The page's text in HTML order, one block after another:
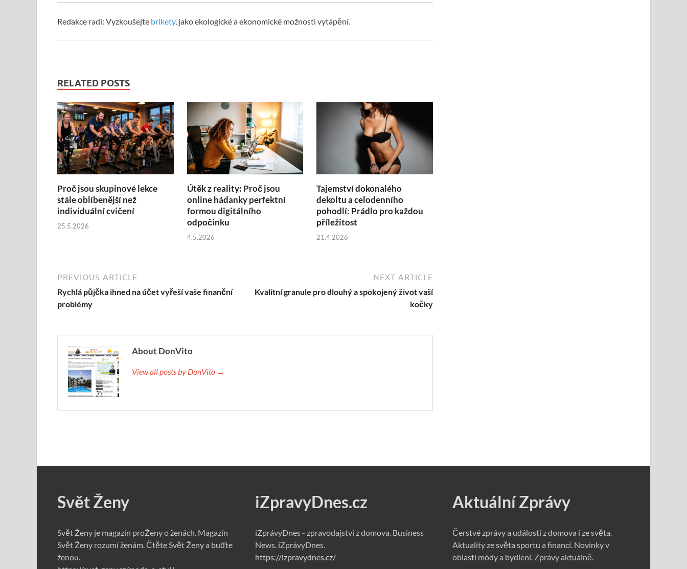
Redakce radí: Vyzkoušejte brikety, jako ekologické a ekonomické možnosti vytápění.
RELATED POSTS
Proč jsou skupinové lekce
stále oblíbenější než
individuální cvičení
25.5.2026
Útěk z reality: Proč jsou
online hádanky perfektní
formou digitálního
odpočinku
4.5.2026
Tajemství dokonalého
dekoltu a celodenního
pohodlí: Prádlo pro každou
příležitost
21.4.2026
PREVIOUS ARTICLE
Rychlá půjčka ihned na účet vyřeší vaše finanční
problémy
NEXT ARTICLE
Kvalitní granule pro dlouhý a spokojený život vaší
kočky
About DonVito
View all posts by DonVito →
Svět Ženy
Svět Ženy je magazín proŽeny o ženách. Magazín
Svět Ženy rozumí ženám. Čtěte Svět Ženy a buďte
ženou.
iZpravyDnes.cz
iZprávyDnes - zpravodajství z domova. Business
News. iZprávyDnes.
https://izpravydnes.cz/
Aktuální Zprávy
Čerstvé zprávy a události z domova i ze světa.
Aktuality ze světa sportu a financí. Novinky v
oblasti módy a bydlení. Zprávy aktuálně.